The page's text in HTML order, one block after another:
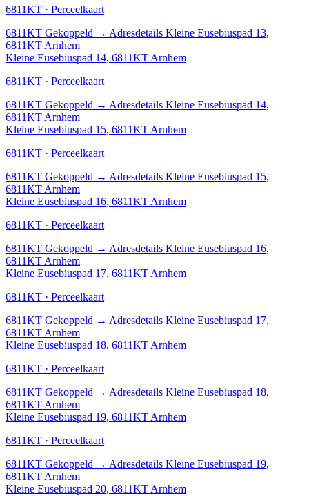
6811KT · Perceelkaart
6811KT Gekoppeld → Adresdetails Kleine Eusebiuspad 13,
6811KT Arnhem
Kleine Eusebiuspad 14, 6811KT Arnhem
6811KT · Perceelkaart
6811KT Gekoppeld → Adresdetails Kleine Eusebiuspad 14,
6811KT Arnhem
Kleine Eusebiuspad 15, 6811KT Arnhem
6811KT · Perceelkaart
6811KT Gekoppeld → Adresdetails Kleine Eusebiuspad 15,
6811KT Arnhem
Kleine Eusebiuspad 16, 6811KT Arnhem
6811KT · Perceelkaart
6811KT Gekoppeld → Adresdetails Kleine Eusebiuspad 16,
6811KT Arnhem
Kleine Eusebiuspad 17, 6811KT Arnhem
6811KT · Perceelkaart
6811KT Gekoppeld → Adresdetails Kleine Eusebiuspad 17,
6811KT Arnhem
Kleine Eusebiuspad 18, 6811KT Arnhem
6811KT · Perceelkaart
6811KT Gekoppeld → Adresdetails Kleine Eusebiuspad 18,
6811KT Arnhem
Kleine Eusebiuspad 19, 6811KT Arnhem
6811KT · Perceelkaart
6811KT Gekoppeld → Adresdetails Kleine Eusebiuspad 19,
6811KT Arnhem
Kleine Eusebiuspad 20, 6811KT Arnhem